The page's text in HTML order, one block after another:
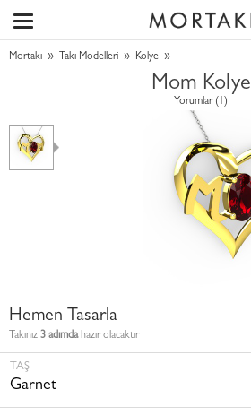
Mortakı » Takı Modelleri » Kolye »
Mom Kolye
Yorumlar (1)
Hemen Tasarla
Takınız 3 adımdahazır olacaktır
TAŞ
Garnet